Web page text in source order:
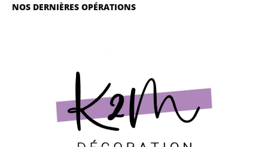
NOS DERNIÈRES OPÉRATIONS